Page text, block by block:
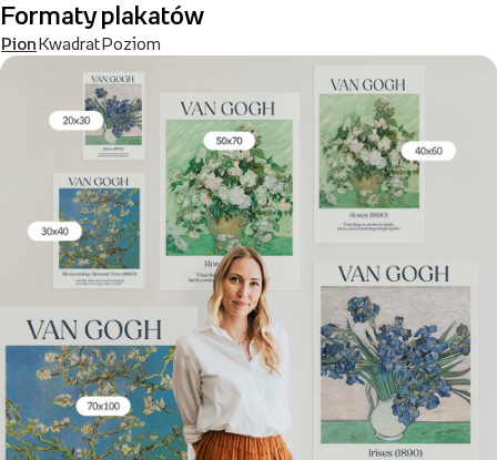
Formaty plakatów
PionKwadratPoziom